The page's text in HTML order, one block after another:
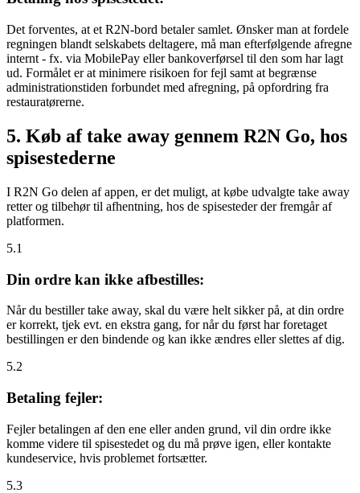
Det forventes, at et R2N-bord betaler samlet. Ønsker man at fordele
regningen blandt selskabets deltagere, må man efterfølgende afregne
internt - fx. via MobilePay eller bankoverførsel til den som har lagt
ud. Formålet er at minimere risikoen for fejl samt at begrænse
administrationstiden forbundet med afregning, på opfordring fra
restauratørerne.
5. Køb af take away gennem R2N Go, hos
spisestederne
I R2N Go delen af appen, er det muligt, at købe udvalgte take away
retter og tilbehør til afhentning, hos de spisesteder der fremgår af
platformen.
5.1
Din ordre kan ikke afbestilles:
Når du bestiller take away, skal du være helt sikker på, at din ordre
er korrekt, tjek evt. en ekstra gang, for når du først har foretaget
bestillingen er den bindende og kan ikke ændres eller slettes af dig.
5.2
Betaling fejler:
Fejler betalingen af den ene eller anden grund, vil din ordre ikke
komme videre til spisestedet og du må prøve igen, eller kontakte
kundeservice, hvis problemet fortsætter.
5.3